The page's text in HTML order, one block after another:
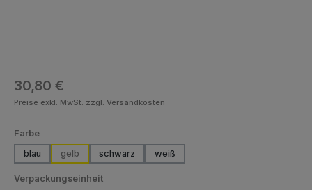
Regulärer Preis:
30,80 €
Preise exkl. MwSt. zzgl. Versandkosten
Farbeauswählen
blau
gelb schwarz weiß
Verpackungseinheitauswählen